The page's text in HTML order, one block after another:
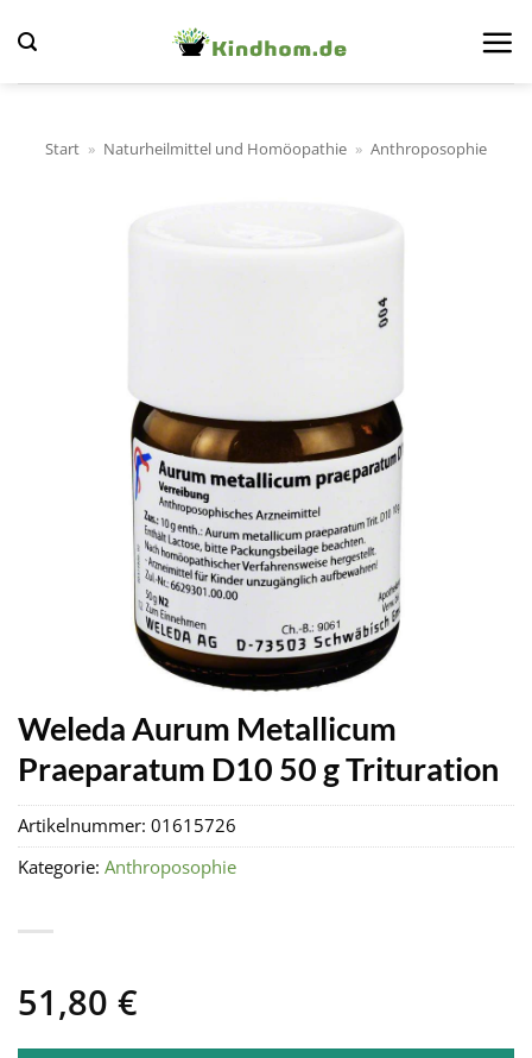
Inhalt
springen
Start » Naturheilmittel und Homöopathie » Anthroposophie
Weleda Aurum Metallicum
Praeparatum D10 50 g Trituration
51,80 €
Artikelnummer: 01615726
Kategorie: Anthroposophie